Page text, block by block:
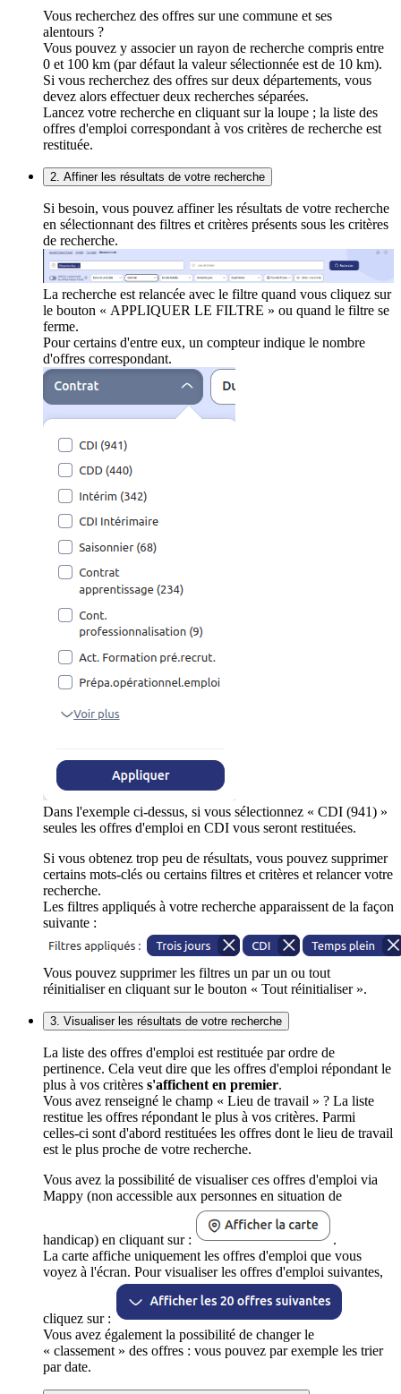
Vous recherchez des offres sur une commune et ses
alentours ?
Vous pouvez y associer un rayon de recherche compris entre
0 et 100 km (par défaut la valeur sélectionnée est de 10 km).
Si vous recherchez des offres sur deux départements, vous
devez alors effectuer deux recherches séparées.
Lancez votre recherche en cliquant sur la loupe ; la liste des
offres d'emploi correspondant à vos critères de recherche est
restituée.
2. Affiner les résultats de votre recherche
Si besoin, vous pouvez affiner les résultats de votre recherche
en sélectionnant des filtres et critères présents sous les critères
de recherche.
La recherche est relancée avec le filtre quand vous cliquez sur
le bouton « APPLIQUER LE FILTRE » ou quand le filtre se
ferme.
Pour certains d'entre eux, un compteur indique le nombre
d'offres correspondant.
Dans l'exemple ci-dessus, si vous sélectionnez « CDI (941) »
seules les offres d'emploi en CDI vous seront restituées.
Si vous obtenez trop peu de résultats, vous pouvez supprimer
certains mots-clés ou certains filtres et critères et relancer votre
recherche.
Les filtres appliqués à votre recherche apparaissent de la façon
suivante :
Vous pouvez supprimer les filtres un par un ou tout
réinitialiser en cliquant sur le bouton « Tout réinitialiser ».
3. Visualiser les résultats de votre recherche
La liste des offres d'emploi est restituée par ordre de
pertinence. Cela veut dire que les offres d'emploi répondant le
plus à vos critères s'affichent en premier.
Vous avez renseigné le champ « Lieu de travail » ? La liste
restitue les offres répondant le plus à vos critères. Parmi
celles-ci sont d'abord restituées les offres dont le lieu de travail
est le plus proche de votre recherche.
Vous avez la possibilité de visualiser ces offres d'emploi via
Mappy (non accessible aux personnes en situation de
handicap) en cliquant sur :
.
La carte affiche uniquement les offres d'emploi que vous
voyez à l'écran. Pour visualiser les offres d'emploi suivantes,
cliquez sur :
Vous avez également la possibilité de changer le
« classement » des offres : vous pouvez par exemple les trier
par date.